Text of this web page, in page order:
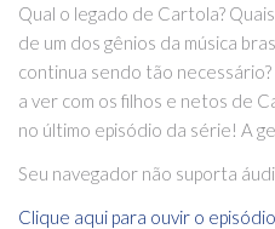
Qual o legado de Cartola?
de um dos gênios da música
continua sendo tão
a ver com os filhos e netos de
no último episódio da série! A
Seu navegador não suporta
Clique aqui para ouvir o episódio